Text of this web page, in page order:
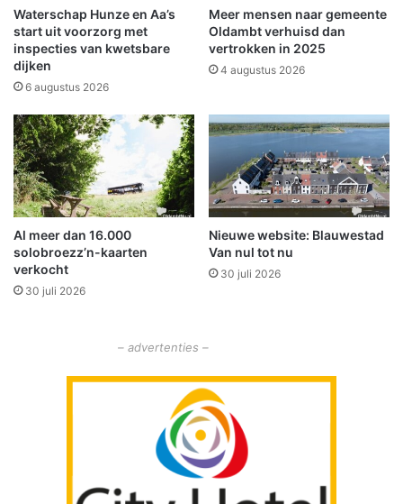
l
e
e
s
(
2
0
+
z
o
e
k
e
n
t
r
a
i
Waterschap Hunze en Aa’s
start uit voorzorg met
inspecties van kwetsbare
dijken
6 augustus 2026
Meer mensen naar gemeente
Oldambt verhuisd dan
vertrokken in 2025
4 augustus 2026
Al meer dan 16.000
solobroezz’n-kaarten
verkocht
30 juli 2026
Nieuwe website: Blauwestad
Van nul tot nu
30 juli 2026
– advertenties –